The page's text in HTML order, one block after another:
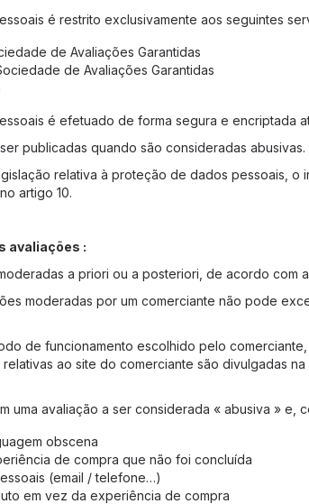
é restrito exclusivamente aos seguintes
de Avaliações Garantidas
de Avaliações Garantidas
é efetuado de forma segura e encriptada
publicadas quando são consideradas abusivas.
relativa à proteção de dados pessoais,
artigo 10.
avaliações :
a priori ou a posteriori, de acordo com
moderadas por um comerciante não pode
de funcionamento escolhido pelo
relativas ao site do comerciante são divulgadas
uma avaliação a ser considerada « abusiva » e,
obscena
de compra que não foi concluída
(email / telefone…)
em vez da experiência de compra